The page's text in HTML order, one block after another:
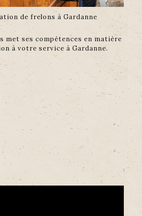
de frelons à Gardanne
met ses compétences en matière
à votre service à Gardanne.